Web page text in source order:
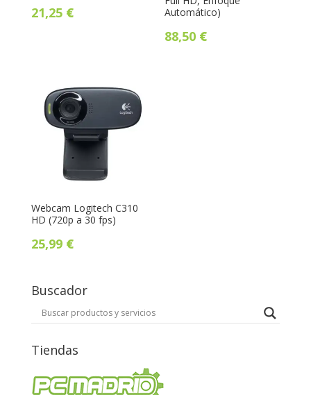
21,25 €
Automático)
88,50 €
Webcam Logitech C310
HD (720p a 30 fps)
25,99 €
Buscador
Tiendas